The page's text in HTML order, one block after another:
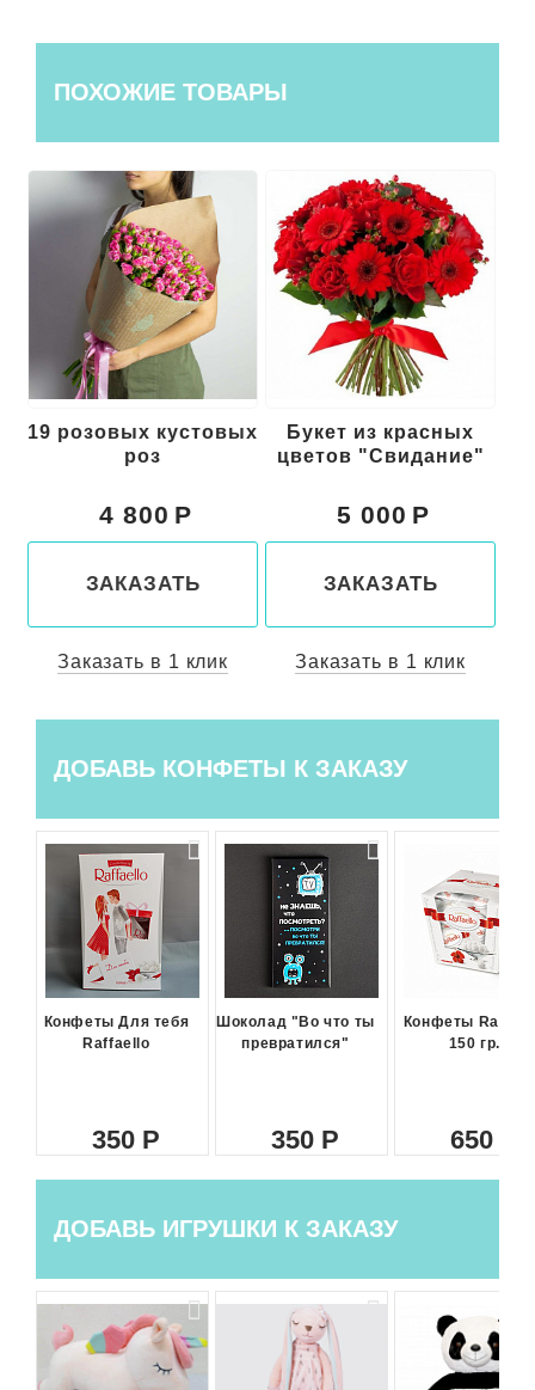
ПОХОЖИЕ ТОВАРЫ
19 розовых кустовых
роз
4 800
ЗАКАЗАТЬ
Заказать в 1 клик
Букет из красных
цветов "Свидание"
5 000
ЗАКАЗАТЬ
Заказать в 1 клик
ДОБАВЬ КОНФЕТЫ К ЗАКАЗУ
Конфеты Для тебя
Raffaello
350
Шоколад "Во что ты
превратился"
350
Конфеты
150 гр.
650
ДОБАВЬ ИГРУШКИ К ЗАКАЗУ